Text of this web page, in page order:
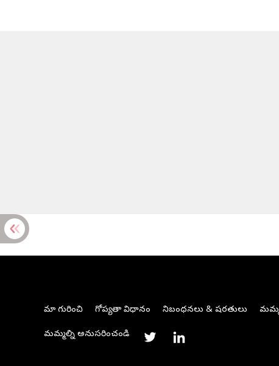
మా గురించి గోప్యతా విధానం నిబంధనలు & షరతులు
మమ్మల్ని అనుసరించండి